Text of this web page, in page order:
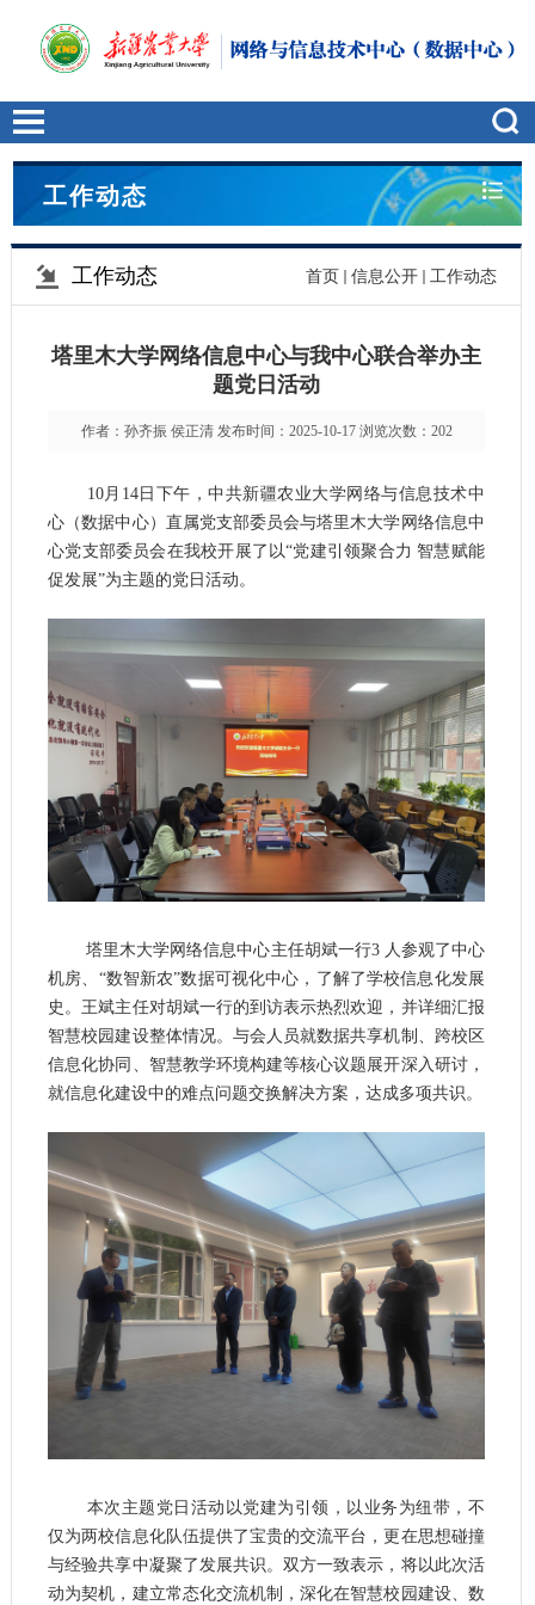
工作动态
工作动态 首页 信息公开 工作动态
塔里木大学网络信息中心与我中心联合举办主
题党日活动
作者：孙齐振 侯正清 发布时间：2025-10-17 浏览次数： 202
10月14日下午，中共新疆农业大学网络与信息技术中
心（数据中心）直属党支部委员会与塔里木大学网络信息中
心党支部委员会在我校开展了以“党建引领聚合力 智慧赋能
促发展”为主题的党日活动。
塔里木大学网络信息中心主任胡斌一行3 人参观了中心
机房、“数智新农”数据可视化中心，了解了学校信息化发展
史。王斌主任对胡斌一行的到访表示热烈欢迎，并详细汇报
智慧校园建设整体情况。与会人员就数据共享机制、跨校区
信息化协同、智慧教学环境构建等核心议题展开深入研讨，
就信息化建设中的难点问题交换解决方案，达成多项共识。
本次主题党日活动以党建为引领，以业务为纽带，不
仅为两校信息化队伍提供了宝贵的交流平台，更在思想碰撞
与经验共享中凝聚了发展共识。双方一致表示，将以此次活
动为契机，建立常态化交流机制，深化在智慧校园建设、数